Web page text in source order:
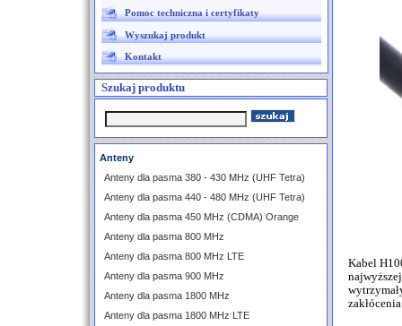
Pomoc techniczna i certyfikaty
Wyszukaj produkt
Kontakt
Szukaj produktu
Anteny
Anteny dla pasma 380 - 430 MHz (UHF Tetra)
Anteny dla pasma 440 - 480 MHz (UHF Tetra)
Anteny dla pasma 450 MHz (CDMA) Orange
Anteny dla pasma 800 MHz
Anteny dla pasma 800 MHz LTE
Anteny dla pasma 900 MHz
Anteny dla pasma 1800 MHz
Anteny dla pasma 1800 MHz LTE
Kabel